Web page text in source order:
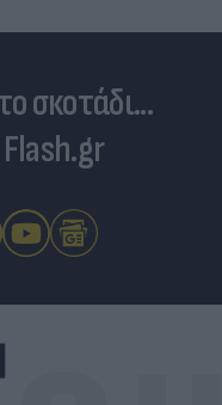
σκοτάδι...